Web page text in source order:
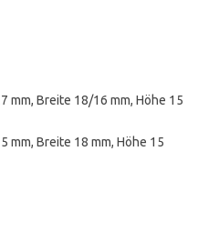
mm, Breite 18/16 mm, Höhe 15
mm, Breite 18 mm, Höhe 15